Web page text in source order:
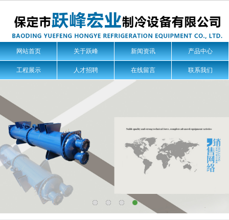
网站首页 关于跃峰 新闻资讯 产品中心
工程展示 人才招聘 在线留言 联系我们